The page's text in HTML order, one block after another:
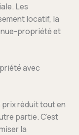
Les
locatif, la
propriété et
avec
réduit tout en
partie. C’est
la